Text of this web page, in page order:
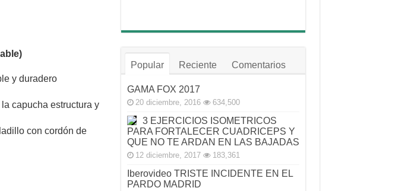
y duradero
capucha estructura y
con cordón de
Popular Reciente Comentarios
GAMA FOX 2017
20 diciembre, 2016 634,500
3 EJERCICIOS ISOMETRICOS
PARA FORTALECER CUADRICEPS Y
QUE NO TE ARDAN EN LAS BAJADAS
12 diciembre, 2017 183,361
Iberovideo TRISTE INCIDENTE EN EL
PARDO MADRID